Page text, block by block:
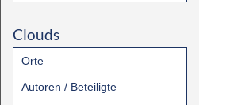
Clouds
Orte
Autoren / Beteiligte